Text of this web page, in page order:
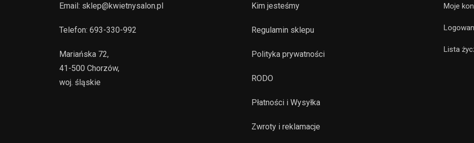
Email: sklep@kwietnysalon.pl
Telefon: 693-330-992
Mariańska 72,
41-500 Chorzów,
woj. śląskie
Kim jesteśmy
Regulamin sklepu
Polityka prywatności
RODO
Płatności i Wysyłka
Zwroty i reklamacje
Moje
Lista